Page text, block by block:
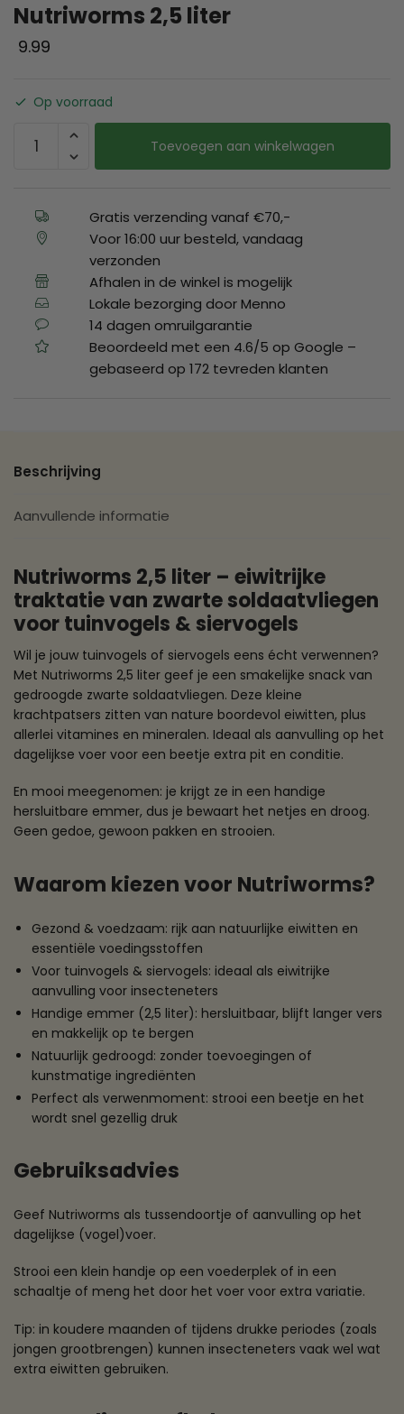
Nutriworms 2,5 liter
9.99
Op voorraad
Toevoegen aan winkelwagen
Gratis verzending vanaf €70,-
Voor 16:00 uur besteld, vandaag
verzonden
Afhalen in de winkel is mogelijk
Lokale bezorging door Menno
14 dagen omruilgarantie
Beoordeeld met een 4.6/5 op Google –
gebaseerd op 172 tevreden klanten
Beschrijving
Aanvullende informatie
Nutriworms 2,5 liter – eiwitrijke
traktatie van zwarte soldaatvliegen
voor tuinvogels & siervogels
Wil je jouw tuinvogels of siervogels eens écht verwennen?
Met Nutriworms 2,5 liter geef je een smakelijke snack van
gedroogde zwarte soldaatvliegen. Deze kleine
krachtpatsers zitten van nature boordevol eiwitten, plus
allerlei vitamines en mineralen. Ideaal als aanvulling op het
dagelijkse voer voor een beetje extra pit en conditie.
En mooi meegenomen: je krijgt ze in een handige
hersluitbare emmer, dus je bewaart het netjes en droog.
Geen gedoe, gewoon pakken en strooien.
Waarom kiezen voor Nutriworms?
Gezond & voedzaam: rijk aan natuurlijke eiwitten en
essentiële voedingsstoffen
Voor tuinvogels & siervogels: ideaal als eiwitrijke
aanvulling voor insecteneters
Handige emmer (2,5 liter): hersluitbaar, blijft langer vers
en makkelijk op te bergen
Natuurlijk gedroogd: zonder toevoegingen of
kunstmatige ingrediënten
Perfect als verwenmoment: strooi een beetje en het
wordt snel gezellig druk
Gebruiksadvies
Geef Nutriworms als tussendoortje of aanvulling op het
dagelijkse (vogel)voer.
Strooi een klein handje op een voederplek of in een
schaaltje of meng het door het voer voor extra variatie.
Tip: in koudere maanden of tijdens drukke periodes (zoals
jongen grootbrengen) kunnen insecteneters vaak wel wat
extra eiwitten gebruiken.